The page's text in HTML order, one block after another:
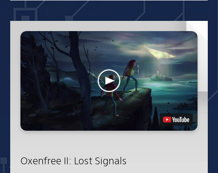
Oxenfree II: Lost Signals